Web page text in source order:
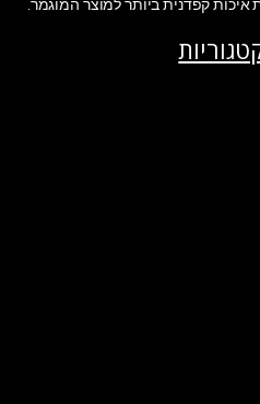
איכות קפדנית ביותר למוצר המוגמר.